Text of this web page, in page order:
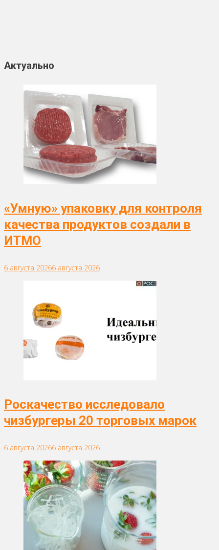
Актуально
«Умную» упаковку для контроля
качества продуктов создали в
ИТМО
6 августа 20266 августа 2026
Роскачество исследовало
чизбургеры 20 торговых марок
6 августа 20266 августа 2026